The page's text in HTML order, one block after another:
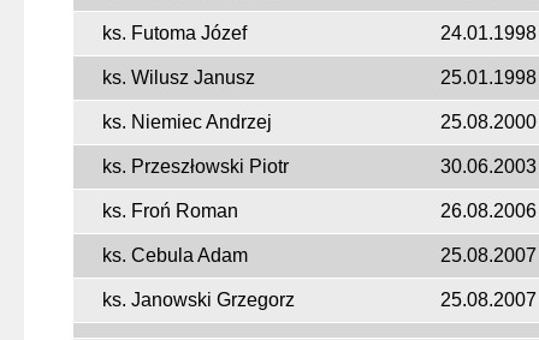
ks. Futoma Józef 24.01.1998
ks. Wilusz Janusz 25.01.1998
ks. Niemiec Andrzej 25.08.2000
ks. Przeszłowski Piotr 30.06.2003
ks. Froń Roman 26.08.2006
ks. Cebula Adam 25.08.2007
ks. Janowski Grzegorz 25.08.2007